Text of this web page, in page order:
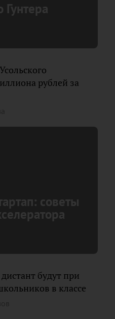
рублей за
советы
будут при
в классе